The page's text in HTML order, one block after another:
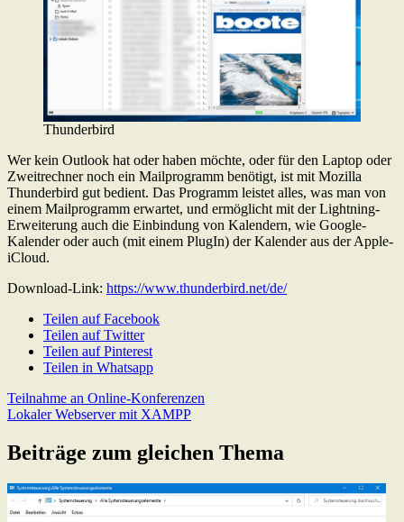
Thunderbird
Wer kein Outlook hat oder haben möchte, oder für den Laptop oder
Zweitrechner noch ein Mailprogramm benötigt, ist mit Mozilla
Thunderbird gut bedient. Das Programm leistet alles, was man von
einem Mailprogramm erwartet, und ermöglicht mit der Lightning-
Erweiterung auch die Einbindung von Kalendern, wie Google-
Kalender oder auch (mit einem PlugIn) der Kalender aus der Apple-
iCloud.
Download-Link: https://www.thunderbird.net/de/
Teilen auf Facebook
Teilen auf Twitter
Teilen auf Pinterest
Teilen in Whatsapp
Beitragsnavigation
Previous
Post:
Teilnahme an Online-Konferenzen
Next
Lokaler Webserver mit XAMPP
Beiträge zum gleichen Thema